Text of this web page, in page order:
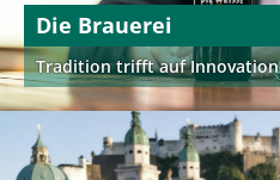
Die Brauerei
Tradition trifft auf Innovation